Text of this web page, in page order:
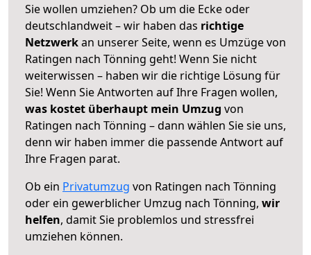
Sie wollen umziehen? Ob um die Ecke oder
deutschlandweit – wir haben das richtige
Netzwerkan unserer Seite, wenn es Umzüge von
Ratingen nach Tönning geht! Wenn Sie nicht
weiterwissen – haben wir die richtige Lösung für
Sie! Wenn Sie Antworten auf Ihre Fragen wollen,
was kostet überhaupt mein Umzug von
Ratingen nach Tönning – dann wählen Sie sie uns,
denn wir haben immer die passende Antwort auf
Ihre Fragen parat.
Ob ein Privatumzug von Ratingen nach Tönning
oder ein gewerblicher Umzug nach Tönning, wir
helfen, damit Sie problemlos und stressfrei
umziehen können.